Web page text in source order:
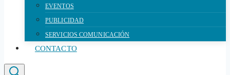
EVENTOS
PUBLICIDAD
SERVICIOS COMUNICACIÓN
CONTACTO